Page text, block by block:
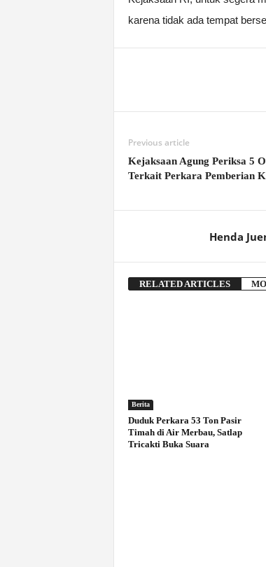
karena tidak ada tempat
Previous article
Kejaksaan Agung Periksa 5
Terkait Perkara Pemberian
Henda
RELATED ARTICLES
Berita
Duduk Perkara 53 Ton Pasir
Timah di Air Merbau, Satlap
Tricakti Buka Suara